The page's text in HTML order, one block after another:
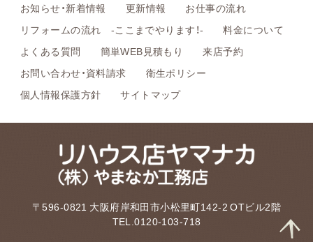
お知らせ・新着情報
更新情報
お仕事の流れ
リフォームの流れ -ここまでやります！-
料金について
よくある質問
簡単WEB見積もり
来店予約
お問い合わせ・資料請求
衛生ポリシー
個人情報保護方針
サイトマップ
〒596-0821 大阪府岸和田市小松里町142-2 OTビル2階
TEL.0120-103-718